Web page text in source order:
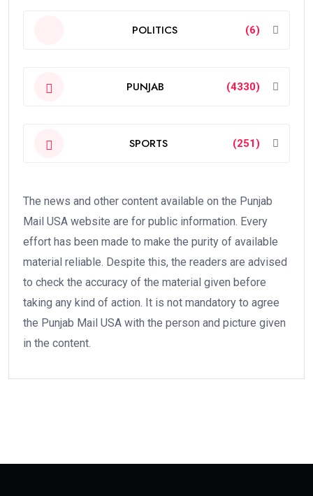
POLITICS (6)
PUNJAB (4330)
SPORTS (251)
The news and other content available on the Punjab
Mail USA website are for public information. Every
effort has been made to make the purity of available
material reliable. Despite this, the readers are advised
to check the accuracy of the material given before
taking any kind of action. It is not mandatory to agree
the Punjab Mail USA with the person and picture given
in the content.